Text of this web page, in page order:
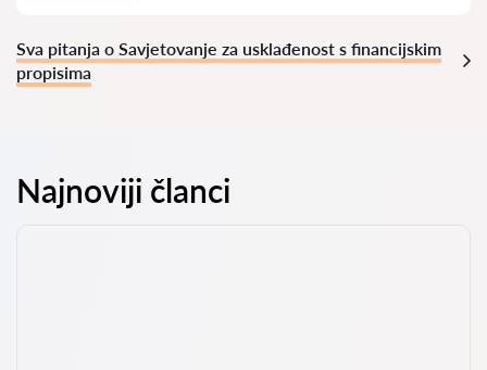
Sva pitanja o Savjetovanje za usklađenost s financijskim
propisima
Najnoviji članci